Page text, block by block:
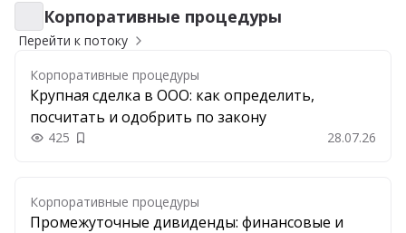
Корпоративные процедуры
Корпоративные процедуры
Перейти к потоку
Корпоративные процедуры
Крупная сделка в ООО: как определить,
посчитать и одобрить по закону
425 Добавить в закладки 28.07.26
Корпоративные процедуры
Промежуточные дивиденды: финансовые и